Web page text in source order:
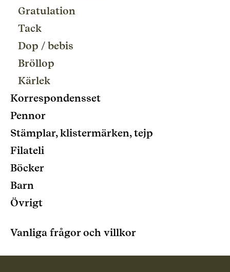
Gratulation
Tack
Dop / bebis
Bröllop
Kärlek
Korrespondensset
Pennor
Stämplar, klistermärken, tejp
Filateli
Böcker
Barn
Övrigt
Vanliga frågor och villkor